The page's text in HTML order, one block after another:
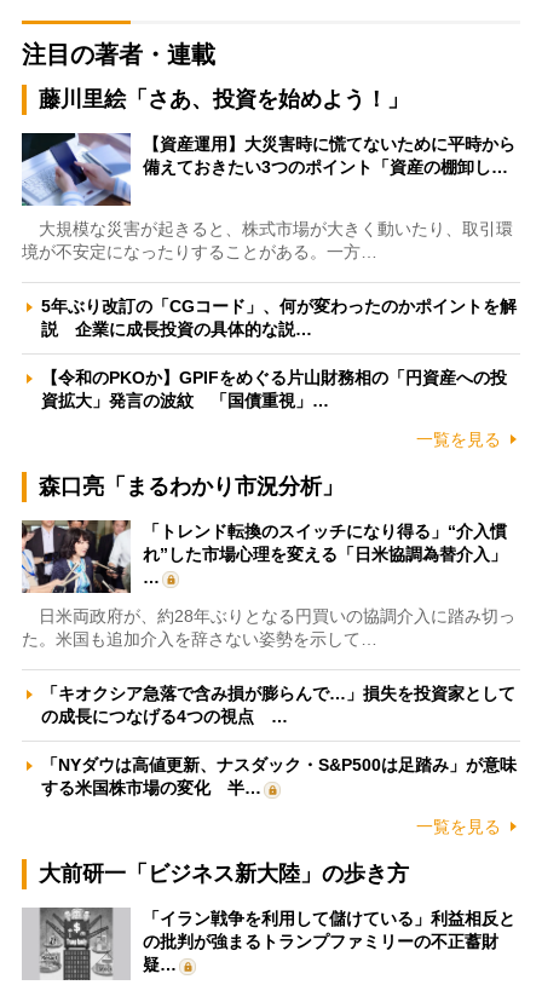
注目の著者・連載
藤川里絵「さあ、投資を始めよう！」
【資産運用】大災害時に慌てないために平時から
備えておきたい3つのポイント「資産の棚卸し…
大規模な災害が起きると、株式市場が大きく動いたり、取引環
境が不安定になったりすることがある。一方…
5年ぶり改訂の「CGコード」、何が変わったのかポイントを解
説 企業に成長投資の具体的な説…
【令和のPKOか】GPIFをめぐる片山財務相の「円資産への投
資拡大」発言の波紋 「国債重視」…
一覧を見る
森口亮「まるわかり市況分析」
「トレンド転換のスイッチになり得る」“介入慣
れ”した市場心理を変える「日米協調為替介入」
…
日米両政府が、約28年ぶりとなる円買いの協調介入に踏み切っ
た。米国も追加介入を辞さない姿勢を示して…
「キオクシア急落で含み損が膨らんで…」損失を投資家として
の成長につなげる4つの視点 …
「NYダウは高値更新、ナスダック・S&P500は足踏み」が意味
する米国株市場の変化 半…
一覧を見る
大前研一「ビジネス新大陸」の歩き方
「イラン戦争を利用して儲けている」利益相反と
の批判が強まるトランプファミリーの不正蓄財
疑…